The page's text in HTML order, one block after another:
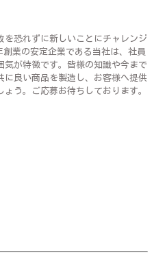
を恐れずに新しいことにチャレンジ
創業の安定企業である当社は、社員
気が特徴です。皆様の知識や今まで
に良い商品を製造し、お客様へ提供
う。ご応募お待ちしております。